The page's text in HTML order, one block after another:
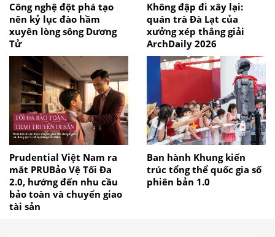
Công nghệ đột phá tạo
nên kỷ lục đào hầm
xuyên lòng sông Dương
Tử
Không đập đi xây lại:
quán trà Đà Lạt của
xưởng xép thắng giải
ArchDaily 2026
Prudential Việt Nam ra
mắt PRUBảo Vệ Tối Đa
2.0, hướng đến nhu cầu
bảo toàn và chuyển giao
tài sản
Ban hành Khung kiến
trúc tổng thể quốc gia số
phiên bản 1.0